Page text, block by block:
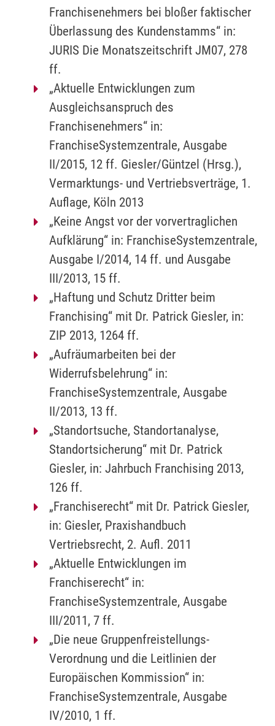
Franchisenehmers bei bloßer faktischer
Überlassung des Kundenstamms“ in:
JURIS Die Monatszeitschrift JM07, 278
ff.
„Aktuelle Entwicklungen zum
Ausgleichsanspruch des
Franchisenehmers“ in:
FranchiseSystemzentrale, Ausgabe
II/2015, 12 ff. Giesler/Güntzel (Hrsg.),
Vermarktungs- und Vertriebsverträge, 1.
Auflage, Köln 2013
„Keine Angst vor der vorvertraglichen
Aufklärung“ in: FranchiseSystemzentrale,
Ausgabe I/2014, 14 ff. und Ausgabe
III/2013, 15 ff.
„Haftung und Schutz Dritter beim
Franchising“ mit Dr. Patrick Giesler, in:
ZIP 2013, 1264 ff.
„Aufräumarbeiten bei der
Widerrufsbelehrung“ in:
FranchiseSystemzentrale, Ausgabe
II/2013, 13 ff.
„Standortsuche, Standortanalyse,
Standortsicherung“ mit Dr. Patrick
Giesler, in: Jahrbuch Franchising 2013,
126 ff.
„Franchiserecht“ mit Dr. Patrick Giesler,
in: Giesler, Praxishandbuch
Vertriebsrecht, 2. Aufl. 2011
„Aktuelle Entwicklungen im
Franchiserecht“ in:
FranchiseSystemzentrale, Ausgabe
III/2011, 7 ff.
„Die neue Gruppenfreistellungs-
Verordnung und die Leitlinien der
Europäischen Kommission“ in:
FranchiseSystemzentrale, Ausgabe
IV/2010, 1 ff.